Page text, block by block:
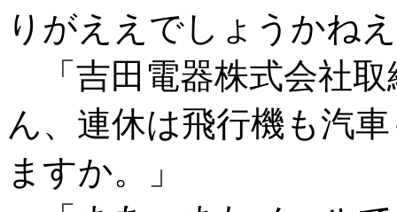
りがええでしょうかね
「吉田電器株式会社取
ん、連休は飛行機も汽
ますか。」